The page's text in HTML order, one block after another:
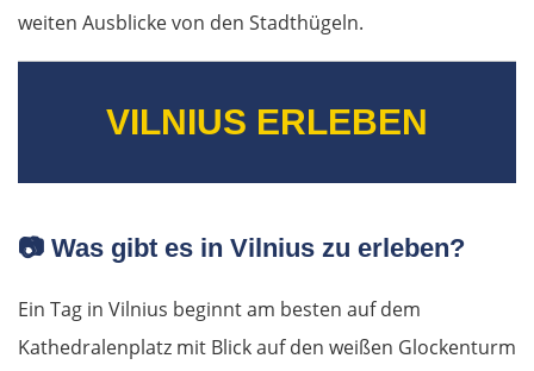
weiten Ausblicke von den Stadthügeln.
VILNIUS ERLEBEN
📷 Was gibt es in Vilnius zu erleben?
Ein Tag in Vilnius beginnt am besten auf dem
Kathedralenplatz mit Blick auf den weißen Glockenturm